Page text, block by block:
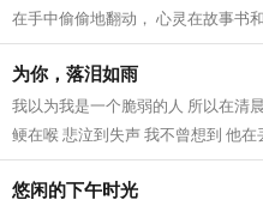
在手中偷偷地翻动， 心灵在故事书
喳喳地叫， 也想去操场上奔跑和海...
为你，落泪如雨
我以为我是一个脆弱的人 所以在清
鲠在喉 悲泣到失声 我不曾想到 他
人的心 没有一条善良的血脉不疼...
悠闲的下午时光